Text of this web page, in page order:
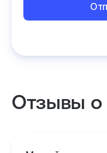
Отзывы о